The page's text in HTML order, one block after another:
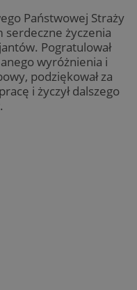
Państwowej Straży
serdeczne życzenia
Pogratulował
wyróżnienia i
podziękował za
i życzył dalszego